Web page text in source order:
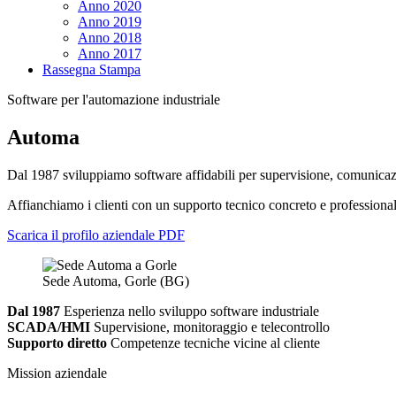
Anno 2020
Anno 2019
Anno 2018
Anno 2017
Rassegna Stampa
Software per l'automazione industriale
Automa
Dal 1987 sviluppiamo software affidabili per supervisione,
Affianchiamo i clienti con un supporto tecnico concreto e
Scarica il profilo aziendale PDF
Sede Automa, Gorle (BG)
Dal 1987 Esperienza nello sviluppo software industriale
SCADA/HMI Supervisione, monitoraggio e telecontrollo
Supporto diretto Competenze tecniche vicine al cliente
Mission aziendale